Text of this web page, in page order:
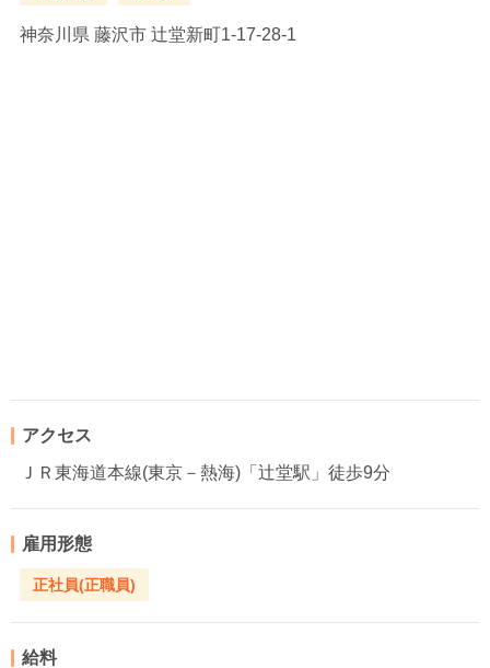
神奈川県 藤沢市 辻堂新町1-17-28-1
アクセス
ＪＲ東海道本線(東京－熱海)「辻堂駅」徒歩9分
雇用形態
正社員(正職員)
給料